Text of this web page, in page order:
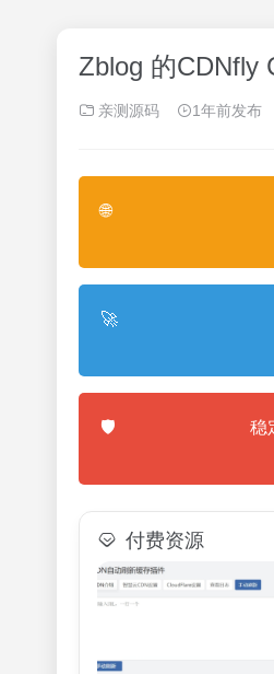
Zblog 的CDNfly
亲测源码 1年前发布
🌐
🚀
🛡️ 稳
付费资源